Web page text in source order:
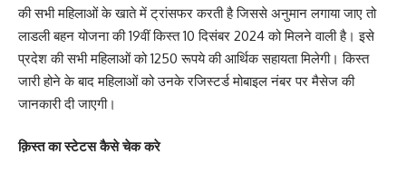
की सभी महिलाओं के खाते में ट्रांसफर करती है जिससे अनुमान लगाया जाए तो
लाडली बहन योजना की 19वीं किस्त 10 दिसंबर 2024 को मिलने वाली है। इसे
प्रदेश की सभी महिलाओं को 1250 रूपये की आर्थिक सहायता मिलेगी। किस्त
जारी होने के बाद महिलाओं को उनके रजिस्टर्ड मोबाइल नंबर पर मैसेज की
जानकारी दी जाएगी।
क़िस्त का स्टेटस कैसे चेक करे